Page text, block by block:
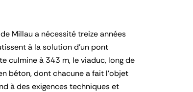
Millau a nécessité treize années
à la solution d’un pont
culmine à 343 m, le viaduc, long de
béton, dont chacune a fait l’objet
à des exigences techniques et